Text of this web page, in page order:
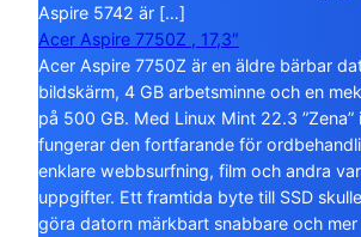
Aspire 5742 är […]
Acer Aspire 7750Z , 17,3″
Acer Aspire 7750Z är en äldre bärbar
bildskärm, 4 GB arbetsminne och en
på 500 GB. Med Linux Mint 22.3 ”Zena”
fungerar den fortfarande för
enklare webbsurfning, film och andra
uppgifter. Ett framtida byte till SSD
göra datorn märkbart snabbare och